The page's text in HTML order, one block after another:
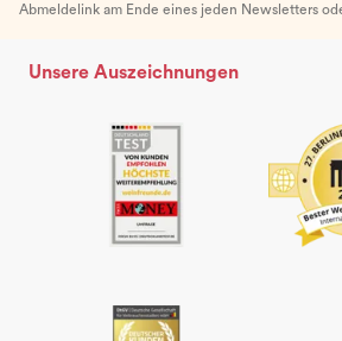
Abmeldelink am Ende eines jeden Newsletters
Unsere Auszeichnungen